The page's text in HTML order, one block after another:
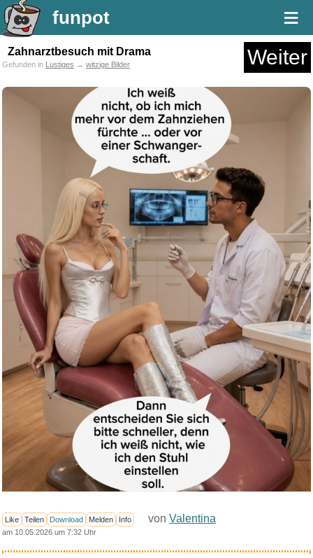
funpot ≡
Zahnarztbesuch mit Drama Weiter
Gefunden in Lustiges → witzige Bilder
Like Teilen Download Melden Info von Valentina
am 10.05.2026 um 7:32 Uhr